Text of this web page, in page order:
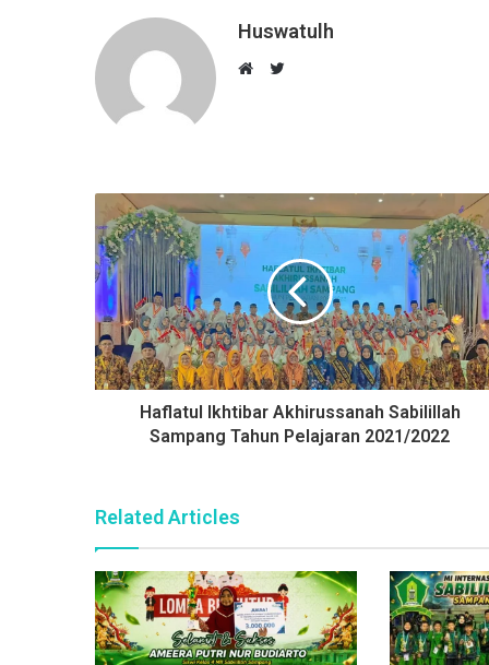
Huswatulh
t
e
r
Haflatul Ikhtibar Akhirussanah Sabilillah
Sampang Tahun Pelajaran 2021/2022
Related Articles